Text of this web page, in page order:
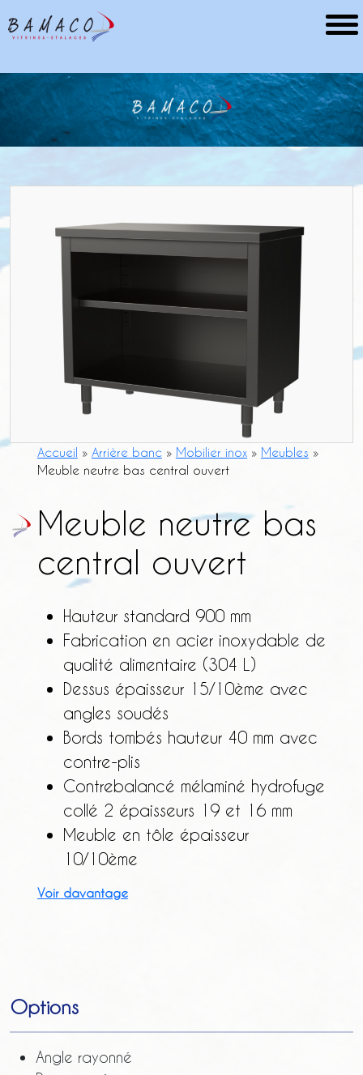
Accueil » Arrière banc» Mobilier inox» Meubles »
Meuble neutre bas central ouvert
Meuble neutre bas
central ouvert
Hauteur standard 900 mm
Fabrication en acier inoxydable de
qualité alimentaire (304 L)
Dessus épaisseur 15/10ème avec
angles soudés
Bords tombés hauteur 40 mm avec
contre-plis
Contrebalancé mélaminé hydrofuge
collé 2 épaisseurs 19 et 16 mm
Meuble en tôle épaisseur
10/10ème
Voir davantage
Options
Angle rayonné